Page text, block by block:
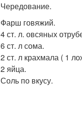
Чередование.
Фарш говяжий.
4 ст. л. овсяных
6 ст. л сома.
2 ст. л крахмала ( 1
2 яйца.
Соль по вкусу.